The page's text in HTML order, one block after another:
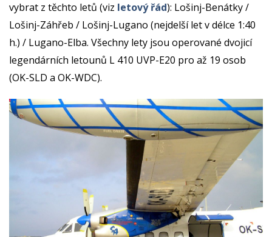
vybrat z těchto letů (viz letový řád): Lošinj-Benátky /
Lošinj-Záhřeb / Lošinj-Lugano (nejdelší let v délce 1:40
h.) / Lugano-Elba. Všechny lety jsou operované dvojicí
legendárních letounů L 410 UVP-E20 pro až 19 osob
(OK-SLD a OK-WDC).